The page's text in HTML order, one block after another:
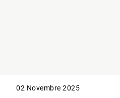
02 Novembre 2025